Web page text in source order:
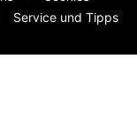
Service und Tipps